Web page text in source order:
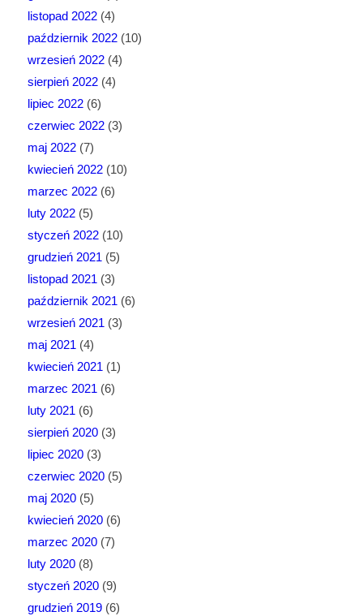
listopad 2022(4)
październik 2022(10)
wrzesień 2022(4)
sierpień 2022(4)
lipiec 2022(6)
czerwiec 2022(3)
maj 2022(7)
kwiecień 2022(10)
marzec 2022(6)
luty 2022(5)
styczeń 2022(10)
grudzień 2021 (5)
listopad 2021 (3)
październik 2021 (6)
wrzesień 2021 (3)
maj 2021 (4)
kwiecień 2021 (1)
marzec 2021 (6)
luty 2021 (6)
sierpień 2020(3)
lipiec 2020(3)
czerwiec 2020(5)
maj 2020(5)
kwiecień 2020(6)
marzec 2020(7)
luty 2020(8)
styczeń 2020(9)
grudzień 2019(6)